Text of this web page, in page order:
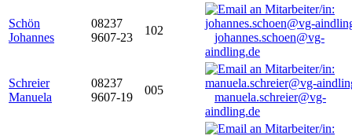
Schön
Johannes
08237
9607-23
102
johannes.schoen@vg-
aindling.de
Schreier
Manuela
08237
9607-19
005
manuela.schreier@vg-
aindling.de